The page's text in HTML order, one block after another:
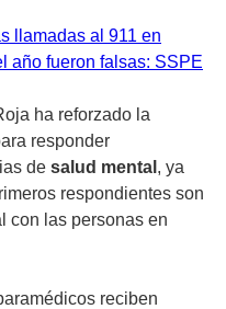
llamadas al 911 en
año fueron falsas: SSPE
ha reforzado la
responder
de salud mental , ya
respondientes son
con las personas en
reciben